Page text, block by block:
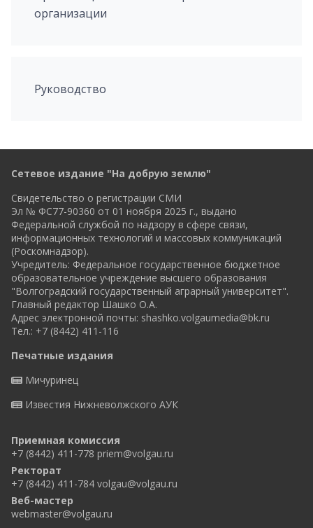
организации
Руководство
Сетевое издание "На добрую землю"
Свидетельство о регистрации СМИ
Эл № ФС77-90360 от 01 ноября 2025 г., выдано
Федеральной службой по надзору в сфере связи,
информационных технологий и массовых коммуникаций
(Роскомнадзор).
Учредитель: Федеральное государственное бюджетное
образовательное учреждение высшего образования
"Волгоградский государственный аграрный университет".
Главный редактор Шашко О.А.
Адрес электронной почты: shashko.volgaumedia@bk.ru
Тел.: +7 (8442) 411-116
Печатные издания
Мичуринец
Известия Нижневолжского АУК
Приемная комиссия
+7 (8442) 411-778 priem@volgau.ru
Ректорат
+7 (8442) 411-784 volgau@volgau.ru
Веб-мастер
webmaster@volgau.ru